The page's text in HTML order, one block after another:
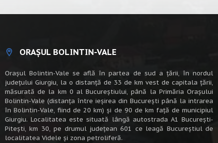
ORAȘUL BOLINTIN-VALE
Oraşul Bolintin-Vale se află în partea de sud a ţării, în nordul
judeţului Giurgiu, la o distanţă de 33 de km vest de capitala țării,
măsurată de la km 0 al Bucureștiului, până la Primăria Orașului
Bolintin-Vale (distanța între ieșirea din București până la intrarea
în Bolintin-Vale, fiind de 20 km) şi de 90 de km faţă de municipiul
Giurgiu. Localitatea este situată lângă autostrada A1 Bucureşti-
Piteşti, km 30, pe drumul judeţean 601 ce leagă Bucureştiul de
localitatea Videle şi zona petroliferă.